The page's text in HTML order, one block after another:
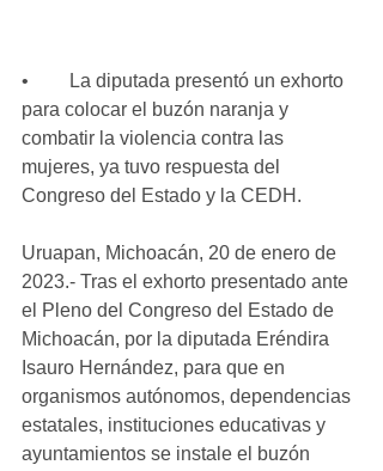
•	La diputada presentó un exhorto
para colocar el buzón naranja y
combatir la violencia contra las
mujeres, ya tuvo respuesta del
Congreso del Estado y la CEDH.
Uruapan, Michoacán, 20 de enero de
2023.- Tras el exhorto presentado ante
el Pleno del Congreso del Estado de
Michoacán, por la diputada Eréndira
Isauro Hernández, para que en
organismos autónomos, dependencias
estatales, instituciones educativas y
ayuntamientos se instale el buzón